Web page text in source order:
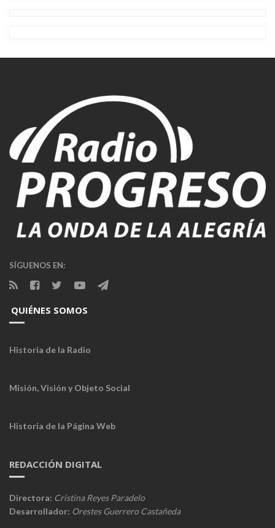
SÍGUENOS EN:
QUIÉNES SOMOS
Historia de la Radio
Misión, Visión y Objeto Social
Historia de la Página Web
REDACCIÓN DIGITAL
Directora: Cristina Reyes Paradelo
Desarrollador: Orestes Guerrero Castañeda